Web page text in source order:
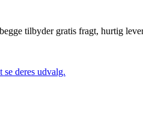
tilbyder gratis fragt, hurtig
deres udvalg.